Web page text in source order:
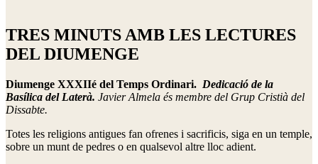
TRES MINUTS AMB LES LECTURES
DEL DIUMENGE
Diumenge XXXIIé del Temps Ordinari. Dedicació de la
Basílica del Laterà. Javier Almela és membre del Grup Cristià del
Dissabte.
Totes les religions antigues fan ofrenes i sacrificis, siga en un temple,
sobre un munt de pedres o en qualsevol altre lloc adient.